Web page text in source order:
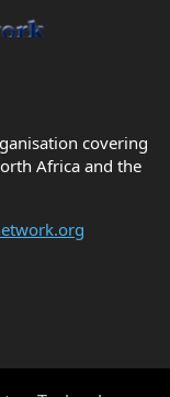
covering
Africa and the